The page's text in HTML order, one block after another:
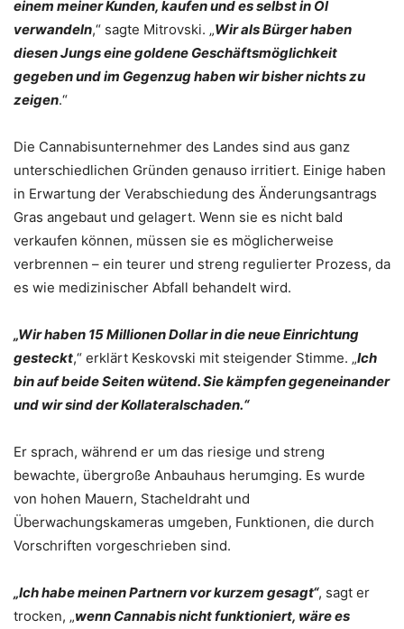
einem meiner Kunden, kaufen und es selbst in Öl
verwandeln,“ sagte Mitrovski. „Wir als Bürger haben
diesen Jungs eine goldene Geschäftsmöglichkeit
gegeben und im Gegenzug haben wir bisher nichts zu
zeigen.“
Die Cannabisunternehmer des Landes sind aus ganz
unterschiedlichen Gründen genauso irritiert. Einige haben
in Erwartung der Verabschiedung des Änderungsantrags
Gras angebaut und gelagert. Wenn sie es nicht bald
verkaufen können, müssen sie es möglicherweise
verbrennen – ein teurer und streng regulierter Prozess, da
es wie medizinischer Abfall behandelt wird.
„Wir haben 15 Millionen Dollar in die neue Einrichtung
gesteckt,“ erklärt Keskovski mit steigender Stimme. „Ich
bin auf beide Seiten wütend. Sie kämpfen gegeneinander
und wir sind der Kollateralschaden.“
Er sprach, während er um das riesige und streng
bewachte, übergroße Anbauhaus herumging. Es wurde
von hohen Mauern, Stacheldraht und
Überwachungskameras umgeben, Funktionen, die durch
Vorschriften vorgeschrieben sind.
„Ich habe meinen Partnern vor kurzem gesagt“, sagt er
trocken, „wenn Cannabis nicht funktioniert, wäre es